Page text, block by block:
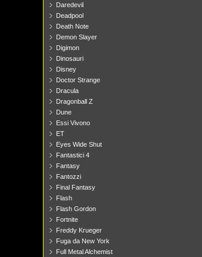
Daredevil
Deadpool
Death Note
Demon Slayer
Digimon
Dinosauri
Disney
Doctor Strange
Dracula
Dragonball Z
Dune
Essi Vivono
ET
Eyes Wide Shut
Fantastici 4
Fantasy
Fantozzi
Final Fantasy
Flash
Flash Gordon
Fortnite
Freddy Krueger
Fuga da New York
Full Metal Alchemist